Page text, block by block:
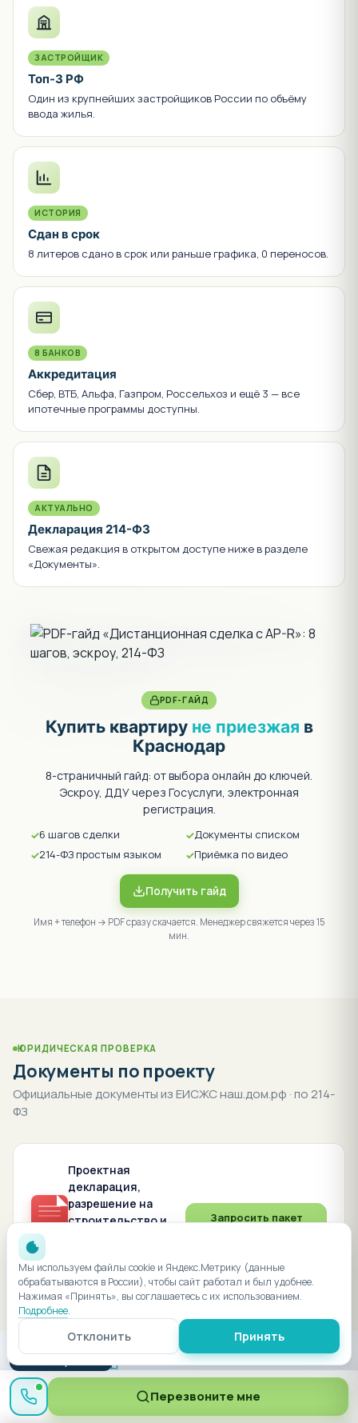
ЗАСТРОЙЩИК
Топ-3 РФ
Один из крупнейших застройщиков России по объёму
ввода жилья.
ИСТОРИЯ
Сдан в срок
8 литеров сдано в срок или раньше графика, 0 переносов.
8 БАНКОВ
Аккредитация
Сбер, ВТБ, Альфа, Газпром, Россельхоз и ещё 3 — все
ипотечные программы доступны.
АКТУАЛЬНО
Декларация 214-ФЗ
Свежая редакция в открытом доступе ниже в разделе
«Документы».
PDF-ГАЙД
Купить квартиру не приезжая в
Краснодар
8-страничный гайд: от выбора онлайн до ключей.
Эскроу, ДДУ через Госуслуги, электронная
регистрация.
6 шагов сделки
Документы списком
214-ФЗ простым языком
Приёмка по видео
Получить гайд
Имя + телефон → PDF сразу скачается. Менеджер свяжется через 15
мин.
ЮРИДИЧЕСКАЯ ПРОВЕРКА
Документы по проекту
Официальные документы из ЕИСЖС наш.дом.рф · по 214-
ФЗ
Проектная
декларация,
разрешение на
строительство и
запросу
Запросить пакет
ЧАСТЫЕ ВОПРОСЫ
Частые вопросы
Кратко о самом важном при покупке квартиры
Мы используем файлы cookie и Яндекс.Метрику (данные
обрабатываются в России), чтобы сайт работал и был удобнее.
Нажимая «Принять», вы соглашаетесь с их использованием.
Подробнее.
Отклонить Принять
Перезвоните мне